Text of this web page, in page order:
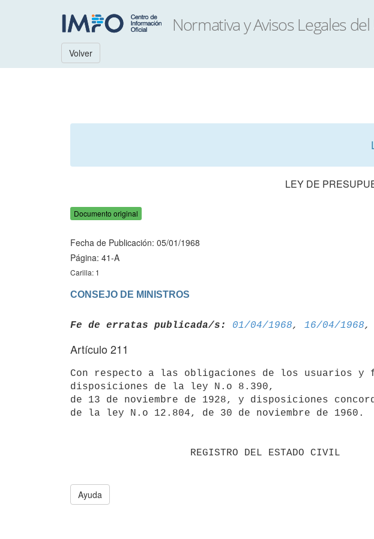
Volver
LEY DE
Documento original
Fecha de Publicación: 05/01/1968
Página: 41-A
Carilla: 1
CONSEJO DE MINISTROS
Fe de erratas publicada/s: 01/04/1968, 16/04/1968,
Artículo 211
Con respecto a las obligaciones de los usuarios
disposiciones de la ley N.o 8.390,
de 13 de noviembre de 1928, y disposiciones
de la ley N.o 12.804, de 30 de noviembre de 1960.
Ayuda